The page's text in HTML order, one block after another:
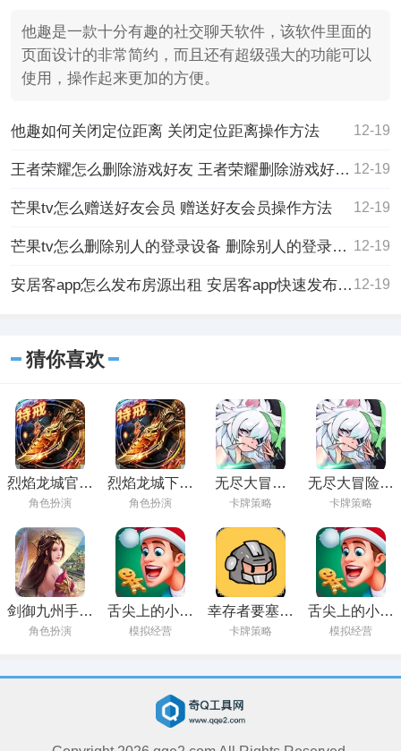
他趣是一款十分有趣的社交聊天软件，该软件里面的
页面设计的非常简约，而且还有超级强大的功能可以
使用，操作起来更加的方便。
他趣如何关闭定位距离 关闭定位距离操作方法 12-19
王者荣耀怎么删除游戏好友 王者荣耀删除游戏好友的方法 12-19
芒果tv怎么赠送好友会员 赠送好友会员操作方法 12-19
芒果tv怎么删除别人的登录设备 删除别人的登录设备方法介绍 12-19
安居客app怎么发布房源出租 安居客app快速发布房源出租的方法 12-19
猜你喜欢
烈焰龙城官方
正版下载
角色扮演
烈焰龙城下载
手游
角色扮演
无尽大冒险
2024最新版下
卡牌策略
无尽大冒险官
方版下载
卡牌策略
剑御九州手游
下载
角色扮演
舌尖上的小镇
安卓下载
模拟经营
幸存者要塞游
戏手机版下载
卡牌策略
舌尖上的小镇
下载新版
模拟经营